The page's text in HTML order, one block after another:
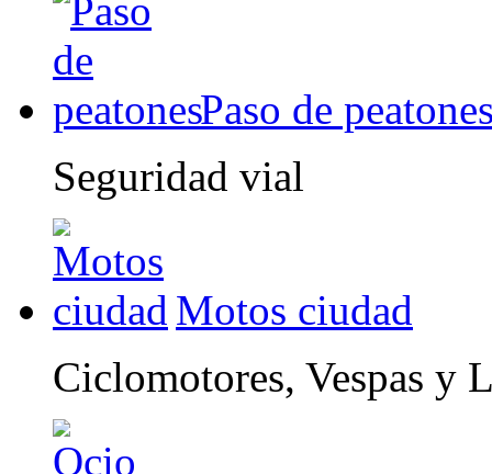
Paso de
Seguridad vial
Motos ciudad
Ciclomotores, Vespas y